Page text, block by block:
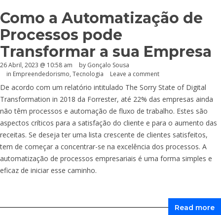
Como a Automatização de
Processos pode
Transformar a sua Empresa
26 Abril, 2023 @ 10:58 am by Gonçalo Sousa
in Empreendedorismo, Tecnologia Leave a comment
De acordo com um relatório intitulado The Sorry State of Digital
Transformation in 2018 da Forrester, até 22% das empresas ainda
não têm processos e automação de fluxo de trabalho. Estes são
aspectos críticos para a satisfação do cliente e para o aumento das
receitas. Se deseja ter uma lista crescente de clientes satisfeitos,
tem de começar a concentrar-se na excelência dos processos. A
automatização de processos empresariais é uma forma simples e
eficaz de iniciar esse caminho.
Read more